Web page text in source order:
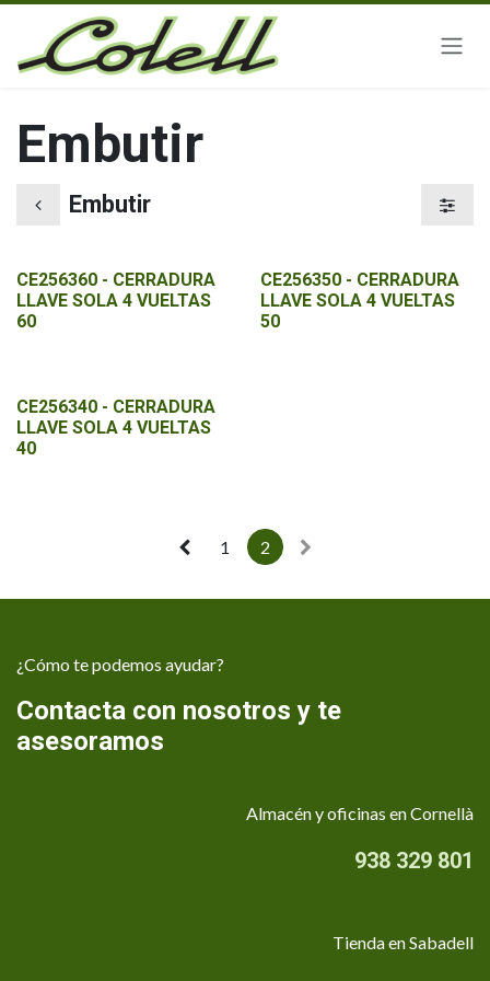
Ir al contenido
Embutir
Embutir
CE256360 - CERRADURA
LLAVE SOLA 4 VUELTAS
60
CE256350 - CERRADURA
LLAVE SOLA 4 VUELTAS
50
CE256340 - CERRADURA
LLAVE SOLA 4 VUELTAS
40
1 2
¿Cómo te podemos ayudar?
Contacta con nosotros y te
asesoramos
Almacén y oficinas en Cornellà
938 329 801
Tienda en Sabadell